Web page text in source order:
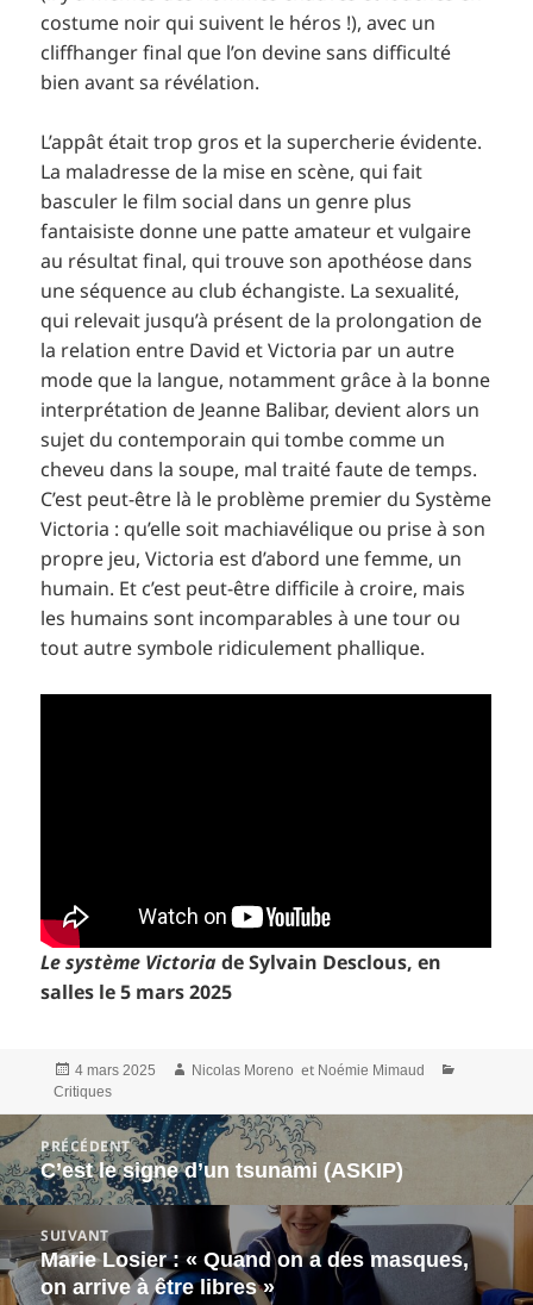
costume noir qui suivent le héros !), avec un
cliffhanger final que l’on devine sans difficulté
bien avant sa révélation.
L’appât était trop gros et la supercherie évidente.
La maladresse de la mise en scène, qui fait
basculer le film social dans un genre plus
fantaisiste donne une patte amateur et vulgaire
au résultat final, qui trouve son apothéose dans
une séquence au club échangiste. La sexualité,
qui relevait jusqu’à présent de la prolongation de
la relation entre David et Victoria par un autre
mode que la langue, notamment grâce à la bonne
interprétation de Jeanne Balibar, devient alors un
sujet du contemporain qui tombe comme un
cheveu dans la soupe, mal traité faute de temps.
C’est peut-être là le problème premier du Système
Victoria : qu’elle soit machiavélique ou prise à son
propre jeu, Victoria est d’abord une femme, un
humain. Et c’est peut-être difficile à croire, mais
les humains sont incomparables à une tour ou
tout autre symbole ridiculement phallique.
Le système Victoriade Sylvain Desclous, en
salles le 5 mars 2025
Publié
le
4 mars 2025 Auteur
Nicolas Moreno et Noémie Mimaud
Critiques
Navigation
de
l’article
PRÉCÉDENT
Article
précédent :
C’est le signe d’un tsunami (ASKIP)
SUIVANT
Article
suivant :
Marie Losier : « Quand on a des masques,
on arrive à être libres »